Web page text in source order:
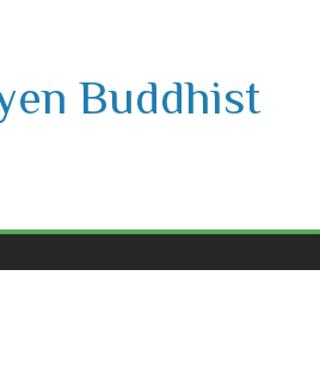
Buddhist